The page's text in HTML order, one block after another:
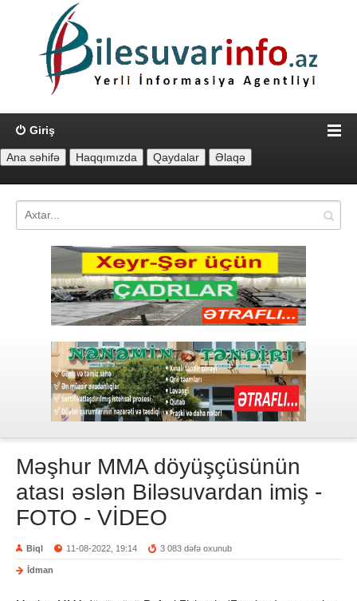
Giriş
Məşhur MMA döyüşçüsünün
atası əslən Biləsuvardan imiş -
FOTO - VİDEO
Biql 11-08-2022, 19:14 3 083 dəfə oxunub
İdman